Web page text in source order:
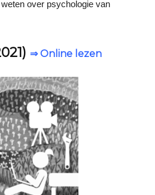
over psychologie van
⇒ Online lezen